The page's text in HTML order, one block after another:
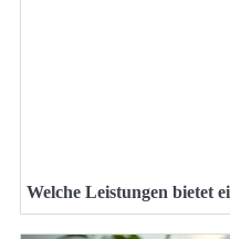
Welche Leistungen bietet